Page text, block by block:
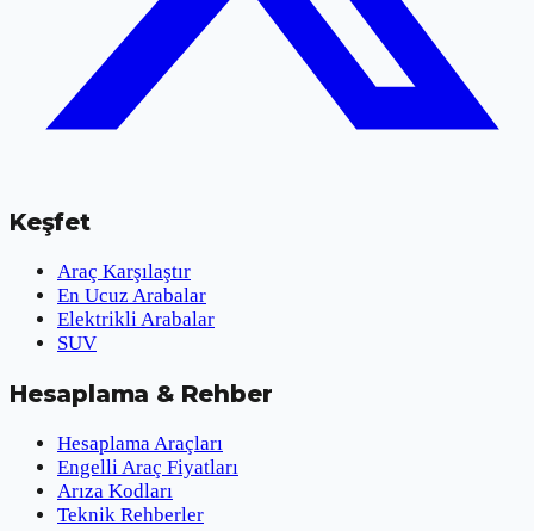
Keşfet
Araç Karşılaştır
En Ucuz Arabalar
Elektrikli Arabalar
SUV
Hesaplama & Rehber
Hesaplama Araçları
Engelli Araç Fiyatları
Arıza Kodları
Teknik Rehberler